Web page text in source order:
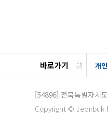
바로가기 개
[54896] 전북특별자치
Copyright © Jeonbuk